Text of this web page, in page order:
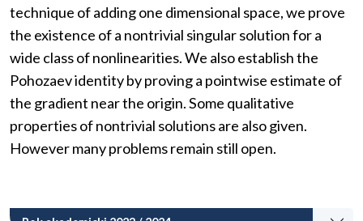
technique of adding one dimensional space, we prove
the existence of a nontrivial singular solution for a
wide class of nonlinearities. We also establish the
Pohozaev identity by proving a pointwise estimate of
the gradient near the origin. Some qualitative
properties of nontrivial solutions are also given.
However many problems remain still open.